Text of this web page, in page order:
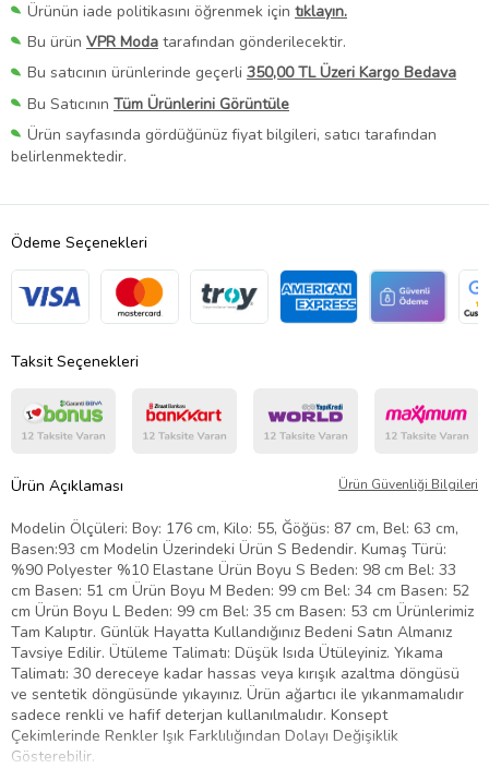
Ürünün iade politikasını öğrenmek için tıklayın.
Bu ürün VPR Moda tarafından gönderilecektir.
Bu satıcının ürünlerinde geçerli 350,00 TL Üzeri Kargo Bedava
Bu Satıcının Tüm Ürünlerini Görüntüle
Ürün sayfasında gördüğünüz fiyat bilgileri, satıcı tarafından
belirlenmektedir.
Ödeme Seçenekleri
Taksit Seçenekleri
Ürün Açıklaması Ürün Güvenliği Bilgileri
Modelin Ölçüleri: Boy: 176 cm, Kilo: 55, Ğöğüs: 87 cm, Bel: 63 cm,
Basen:93 cm Modelin Üzerindeki Ürün S Bedendir. Kumaş Türü:
%90 Polyester %10 Elastane Ürün Boyu S Beden: 98 cm Bel: 33
cm Basen: 51 cm Ürün Boyu M Beden: 99 cm Bel: 34 cm Basen: 52
cm Ürün Boyu L Beden: 99 cm Bel: 35 cm Basen: 53 cm Ürünlerimiz
Tam Kalıptır. Günlük Hayatta Kullandığınız Bedeni Satın Almanız
Tavsiye Edilir. Ütüleme Talimatı: Düşük Isıda Ütüleyiniz. Yıkama
Talimatı: 30 dereceye kadar hassas veya kırışık azaltma döngüsü
ve sentetik döngüsünde yıkayınız. Ürün ağartıcı ile yıkanmamalıdır
sadece renkli ve hafif deterjan kullanılmalıdır. Konsept
Çekimlerinde Renkler Işık Farklılığından Dolayı Değişiklik
Gösterebilir.